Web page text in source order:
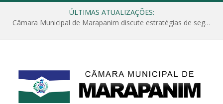
ÚLTIMAS ATUALIZAÇÕES:
Câmara Municipal de Marapanim discute estratégias de segurança com autoridades e poder executivo